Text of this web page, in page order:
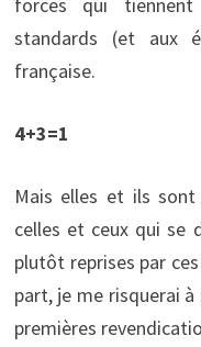
forces qui
standards (et aux
française.
4+3=1
Mais elles et ils sont
celles et ceux qui se
plutôt reprises par
part, je me risquerai
premières